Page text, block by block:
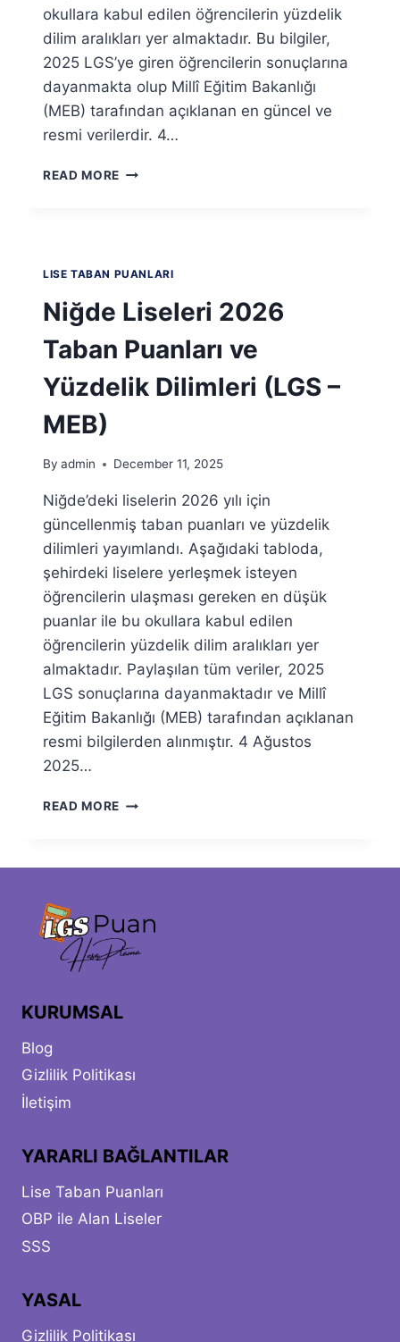
okullara kabul edilen öğrencilerin yüzdelik
dilim aralıkları yer almaktadır. Bu bilgiler,
2025 LGS’ye giren öğrencilerin sonuçlarına
dayanmakta olup Millî Eğitim Bakanlığı
(MEB) tarafından açıklanan en güncel ve
resmi verilerdir. 4…
READ MORE ORDU
DILIMLERI
(LGS
–
MEB)
LISE TABAN PUANLARI
Niğde Liseleri 2026
Taban Puanları ve
Yüzdelik Dilimleri (LGS –
MEB)
By admin December 11, 2025
Niğde’deki liselerin 2026 yılı için
güncellenmiş taban puanları ve yüzdelik
dilimleri yayımlandı. Aşağıdaki tabloda,
şehirdeki liselere yerleşmek isteyen
öğrencilerin ulaşması gereken en düşük
puanlar ile bu okullara kabul edilen
öğrencilerin yüzdelik dilim aralıkları yer
almaktadır. Paylaşılan tüm veriler, 2025
LGS sonuçlarına dayanmaktadır ve Millî
Eğitim Bakanlığı (MEB) tarafından açıklanan
resmi bilgilerden alınmıştır. 4 Ağustos
2025…
READ MORE NIĞDE
DILIMLERI
(LGS
KURUMSAL
Blog
Gizlilik Politikası
İletişim
YARARLI BAĞLANTILAR
Lise Taban Puanları
OBP ile Alan Liseler
SSS
YASAL
Gizlilik Politikası